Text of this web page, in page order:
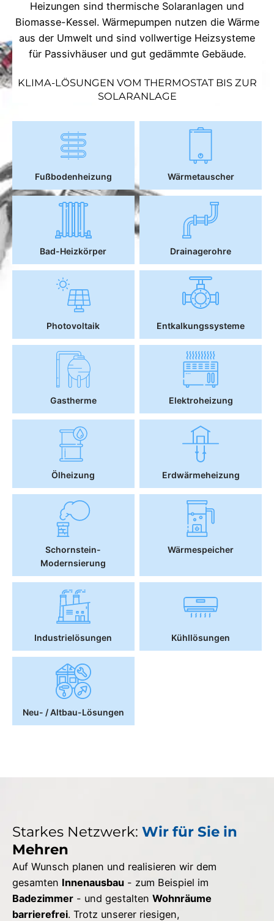
Heizungen sind thermische Solaranlagen und
Biomasse-Kessel. Wärmepumpen nutzen die Wärme
aus der Umwelt und sind vollwertige Heizsysteme
für Passivhäuser und gut gedämmte Gebäude.
KLIMA-LÖSUNGEN VOM THERMOSTAT BIS ZUR
SOLARANLAGE
Fußbodenheizung Wärmetauscher
Bad-Heizkörper Drainagerohre
Photovoltaik Entkalkungssysteme
Gastherme Elektroheizung
Ölheizung Erdwärmeheizung
Schornstein-
Modernsierung
Wärmespeicher
Industrielösungen Kühllösungen
Neu- / Altbau-Lösungen
Starkes Netzwerk: Wir für Sie in
Mehren
Auf Wunsch planen und realisieren wir dem
gesamten Innenausbau - zum Beispiel im
Badezimmer - und gestalten Wohnräume
barrierefrei. Trotz unserer riesigen,